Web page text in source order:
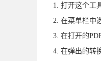
1. 打开这个工
2. 在菜单栏中
3. 在打开的
4. 在弹出的转